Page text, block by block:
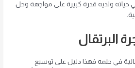
ولديه قدرة كبيرة على مواجهة وحل
البرتقال
في حلمه فهذا دليل على توسيع